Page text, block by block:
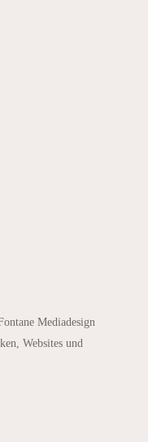
Mediadesign
Websites und